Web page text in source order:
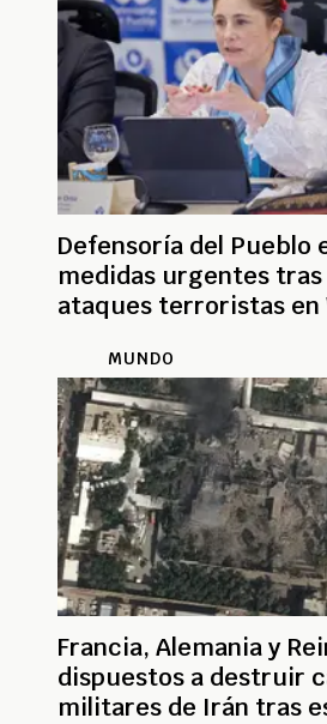
Defensoría del Pueblo
medidas urgentes tras
ataques terroristas en
MUNDO
Francia, Alemania y
dispuestos a destruir
militares de Irán tras